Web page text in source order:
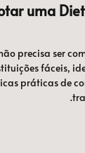
uma
precisa ser
fáceis,
práticas de